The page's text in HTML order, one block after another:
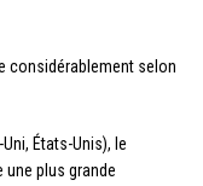
considérablement selon
États-Unis), le
plus grande